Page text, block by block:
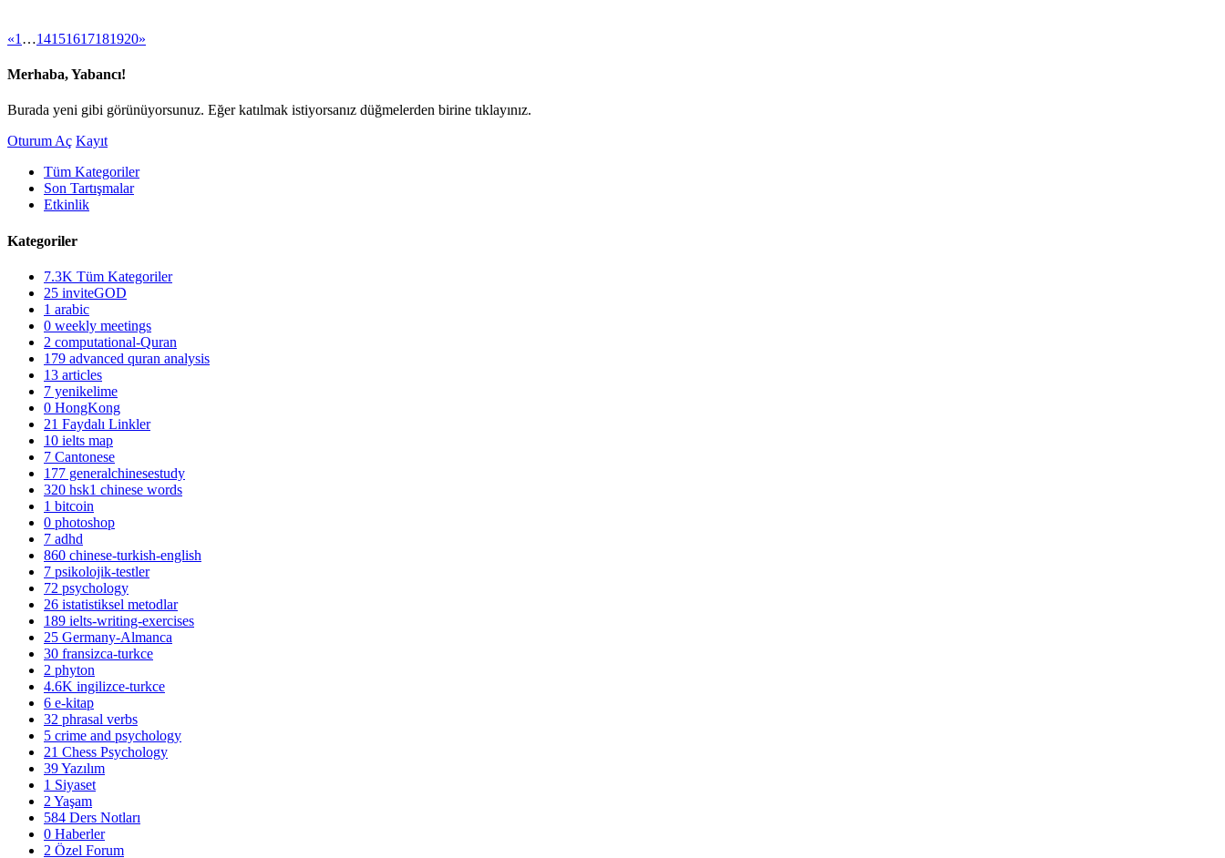
«1 …14151617181920»
Merhaba, Yabancı!
Burada yeni gibi görünüyorsunuz. Eğer katılmak istiyorsanız düğmelerden birine tıklayınız.
Oturum Aç Kayıt
Tüm Kategoriler
Son Tartışmalar
Etkinlik
Kategoriler
7.3K Tüm Kategoriler
25 inviteGOD
1 arabic
0 weekly meetings
2 computational-Quran
179 advanced quran analysis
13 articles
7 yenikelime
0 HongKong
21 Faydalı Linkler
10 ielts map
7 Cantonese
177 generalchinesestudy
320 hsk1 chinese words
1 bitcoin
0 photoshop
7 adhd
860 chinese-turkish-english
7 psikolojik-testler
72 psychology
26 istatistiksel metodlar
189 ielts-writing-exercises
25 Germany-Almanca
30 fransizca-turkce
2 phyton
4.6K ingilizce-turkce
6 e-kitap
32 phrasal verbs
5 crime and psychology
21 Chess Psychology
39Yazılım
1 Siyaset
2 Yaşam
584 Ders Notları
0 Haberler
2 Özel Forum